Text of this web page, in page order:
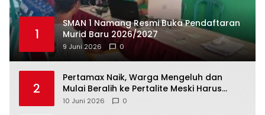
1
SMAN 1 Namang Resmi Buka Pendaftaran
Murid Baru 2026/2027
9 Juni 2026 0
2
‎Pertamax Naik, Warga Mengeluh dan
Mulai Beralih ke Pertalite Meski Harus
10 Juni 2026 0